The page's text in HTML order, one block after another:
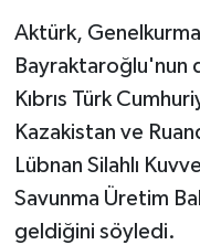
Aktürk,
Bayraktaroğlu'nun
Kıbrıs Türk
Kazakistan ve
Lübnan Silahlı
Savunma Üretim
geldiğini söyledi.